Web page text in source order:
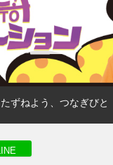
たずねよう、つなぎびと